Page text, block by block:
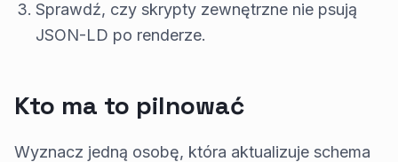
Sprawdź, czy skrypty zewnętrzne nie psują
JSON-LD po renderze.
Kto ma to pilnować
Wyznacz jedną osobę, która aktualizuje schema